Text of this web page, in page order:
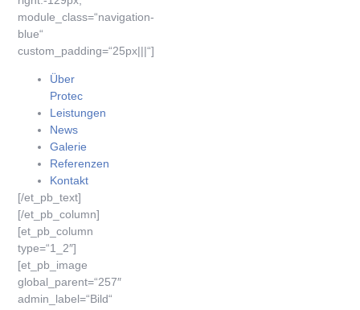
module_class=“navigation-
blue“
custom_padding=“25px|||“]
Über
Protec
Leistungen
News
Galerie
Referenzen
Kontakt
[/et_pb_text]
[/et_pb_column]
[et_pb_column
type=“1_2″]
[et_pb_image
global_parent=“257″
admin_label=“Bild“